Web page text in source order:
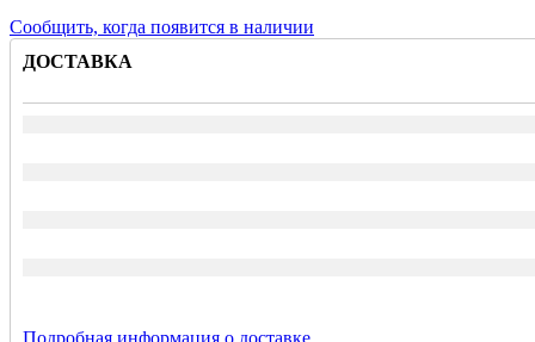
Сообщить, когда появится в наличии
ДОСТАВКА